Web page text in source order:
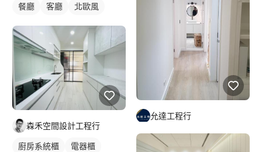
餐廳 客廳 北歐風
森禾空間設計工程行
廚房系統櫃
電器櫃
允達工程行